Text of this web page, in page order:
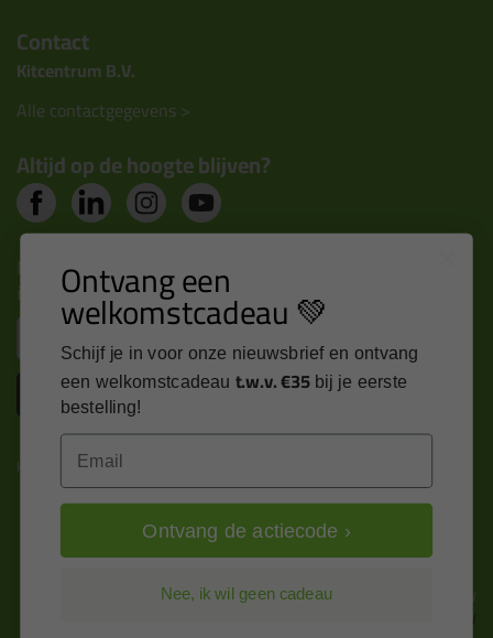
Contact
Kitcentrum B.V.
Alle contactgegevens >
Altijd op de hoogte blijven?
Nieuws, tips en exclusieve deals rechtstreeks in je
inbox
Inschrijven
Kitcentrum is trots op:
Alle prijzen zijn in EURO en excl. 21% BTW
wijzig naar incl. BTW
Ontvang een
welkomstcadeau 💚
Schijf je in voor onze nieuwsbrief en ontvang
een welkomstcadeau t.w.v. €35 bij je eerste
bestelling!
Email
Ontvang de actiecode ›
Nee, ik wil geen cadeau